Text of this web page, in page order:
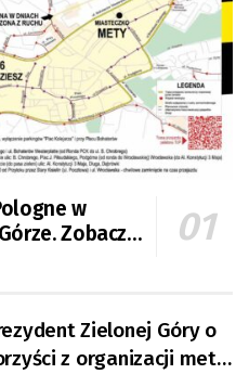
w
Zobacz
Zielonej Góry o
z organizacji mety